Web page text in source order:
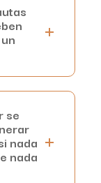
se
nada
nada